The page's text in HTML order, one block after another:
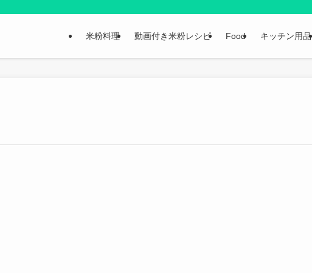
米粉料理 動画付き米粉レシピ Food キッチン用品